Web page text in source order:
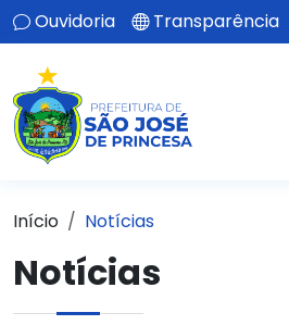
Ouvidoria Transparência
Início Notícias
Notícias